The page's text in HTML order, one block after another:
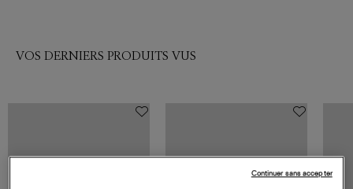
VOS DERNIERS PRODUITS VUS
Continuer sans accepter